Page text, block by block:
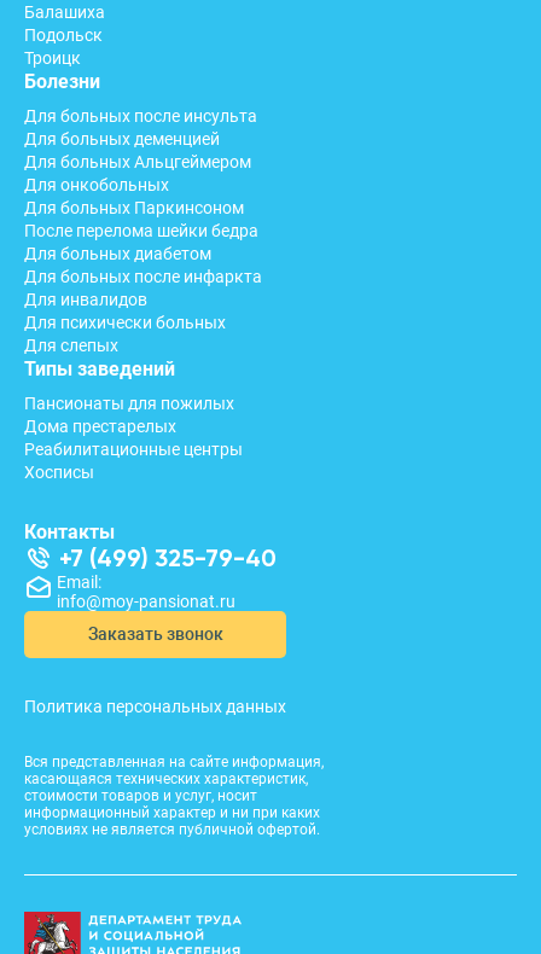
Вся представленная на сайте информация,
касающаяся технических характеристик,
стоимости товаров и услуг, носит
информационный характер и ни при каких
условиях не является публичной офертой.
Балашиха
Подольск
Троицк
Болезни
Для больных после инсульта
Для больных деменцией
Для больных Альцгеймером
Для онкобольных
Для больных Паркинсоном
После перелома шейки бедра
Для больных диабетом
Для больных после инфаркта
Для инвалидов
Для психически больных
Для слепых
Типы заведений
Пансионаты для пожилых
Дома престарелых
Реабилитационные центры
Хосписы
Контакты
+7 (499) 325-79-40
Email:
info@moy-pansionat.ru
Заказать звонок
Политика персональных данных